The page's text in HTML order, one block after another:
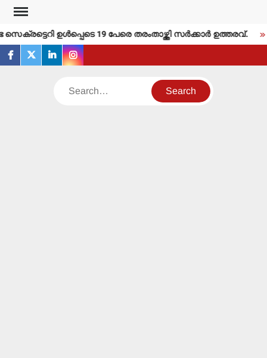
Skip
content
ഉള്‍പ്പെടെ 19 പേരെ തരംതാഴ്ത്തി സര്‍ക്കാര്‍ ഉത്തരവ്.
facebook
twitterlinkedininstagram
Search